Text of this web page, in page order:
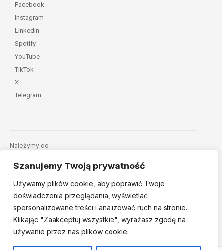
Szanujemy Twoją prywatność
Używamy plików cookie, aby poprawić Twoje
doświadczenia przeglądania, wyświetlać
spersonalizowane treści i analizować ruch na stronie.
Klikając "Zaakceptuj wszystkie", wyrażasz zgodę na
używanie przez nas plików cookie.
Facebook
Instagram
LinkedIn
Spotify
YouTube
TikTok
X
Telegram
Należymy do
© 2026 Fundacja Dajemy Dzieciom Siłę • Projekt: nordmind.pl